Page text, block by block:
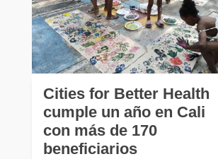
Cities for Better Health
cumple un año en Cali
con más de 170
beneficiarios